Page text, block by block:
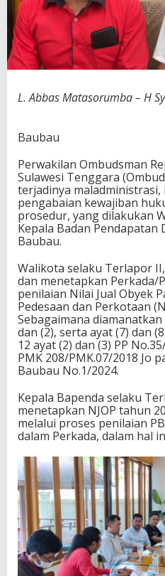
L. Abbas Matasorumba – H
Baubau
Perwakilan Ombudsman
Sulawesi Tenggara
terjadinya
pengabaian kewajiban
prosedur, yang dilakukan
Kepala Badan Pendapatan
Baubau.
Walikota selaku Terlapor
dan menetapkan Perkada/
penilaian Nilai Jual Obyek
Pedesaan dan Perkotaan
Sebagaimana
dan (2), serta ayat (7) dan
12 ayat (2) dan (3) PP
PMK 208/PMK.07/2018 Jo
Baubau No.1/2024.
Kepala Bapenda selaku
menetapkan NJOP tahun
melalui proses penilaian
dalam Perkada, dalam hal